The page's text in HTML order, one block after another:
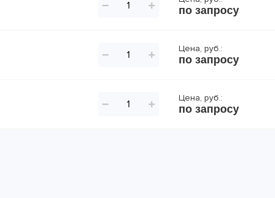
− + по запросу
− + Цена, руб.:
по запросу
− + Цена, руб.:
по запросу